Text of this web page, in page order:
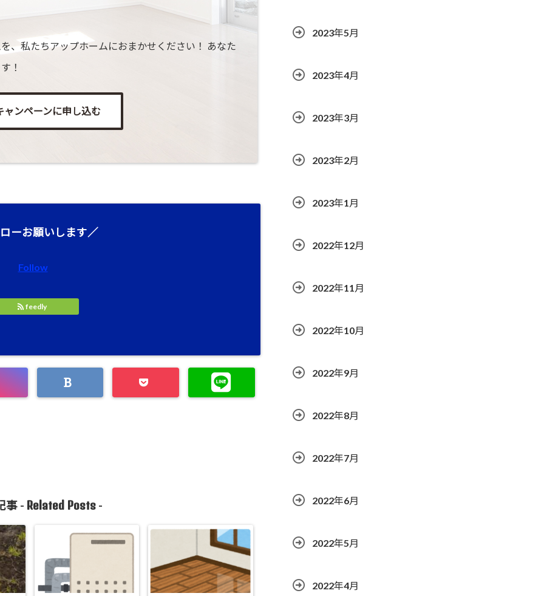
、私たちアップホームにおまかせください！ あなた
！
ャンペーンに申し込む
ーお願いします／
Follow
feedly
事 - Related Posts-
2023年5月
2023年4月
2023年3月
2023年2月
2023年1月
2022年12月
2022年11月
2022年10月
2022年9月
2022年8月
2022年7月
2022年6月
2022年5月
2022年4月